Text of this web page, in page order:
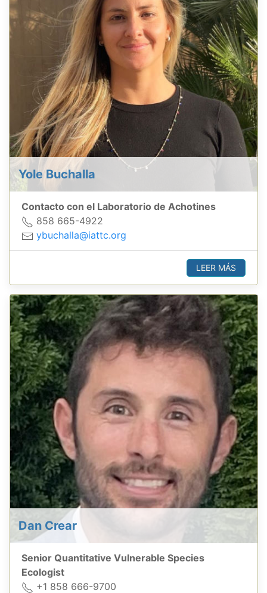
Yole Buchalla
Contacto con el Laboratorio de Achotines
858 665-4922
ybuchalla@iattc.org
LEER MÁS
Dan Crear
Senior Quantitative Vulnerable Species
Ecologist
+1 858 666-9700